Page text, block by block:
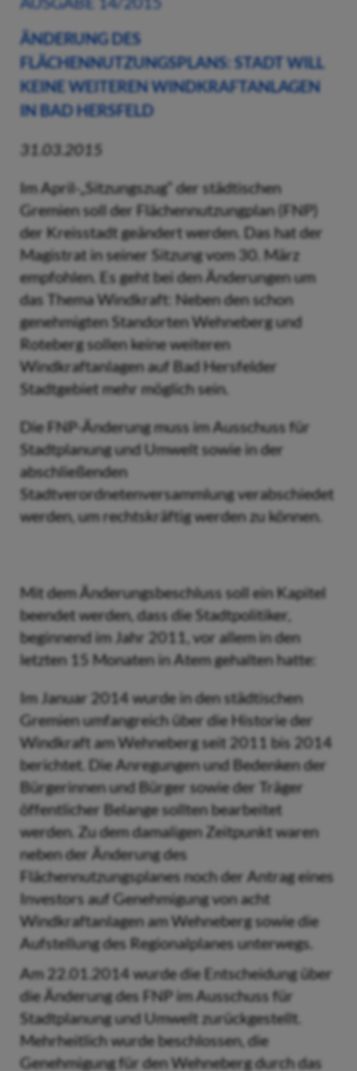
ÄNDERUNG DES
FLÄCHENNUTZUNGSPLANS: STADT WILL
KEINE WEITEREN WINDKRAFTANLAGEN
IN BAD HERSFELD
31.03.2015
Im April-„Sitzungszug“ der städtischen
Gremien soll der Flächennutzungplan (FNP)
der Kreisstadt geändert werden. Das hat der
Magistrat in seiner Sitzung vom 30. März
empfohlen. Es geht bei den Änderungen um
das Thema Windkraft: Neben den schon
genehmigten Standorten Wehneberg und
Roteberg sollen keine weiteren
Windkraftanlagen auf Bad Hersfelder
Stadtgebiet mehr möglich sein.
Die FNP-Änderung muss im Ausschuss für
Stadtplanung und Umwelt sowie in der
abschließenden
Stadtverordnetenversammlung verabschiedet
werden, um rechtskräftig werden zu können.
Mit dem Änderungsbeschluss soll ein Kapitel
beendet werden, dass die Stadtpolitiker,
beginnend im Jahr 2011, vor allem in den
letzten 15 Monaten in Atem gehalten hatte:
Im Januar 2014 wurde in den städtischen
Gremien umfangreich über die Historie der
Windkraft am Wehneberg seit 2011 bis 2014
berichtet. Die Anregungen und Bedenken der
Bürgerinnen und Bürger sowie der Träger
öffentlicher Belange sollten bearbeitet
werden. Zu dem damaligen Zeitpunkt waren
neben der Änderung des
Flächennutzungsplanes noch der Antrag eines
Investors auf Genehmigung von acht
Windkraftanlagen am Wehneberg sowie die
Aufstellung des Regionalplanes unterwegs.
Am 22.01.2014 wurde die Entscheidung über
die Änderung des FNP im Ausschuss für
Stadtplanung und Umwelt zurückgestellt.
Mehrheitlich wurde beschlossen, die
Genehmigung für den Wehneberg durch das